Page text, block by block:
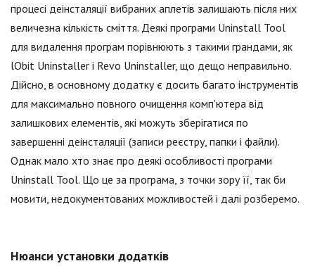
процесі деінсталяції вибраних аплетів залишають після них
величезна кількість сміття. Деякі програми Uninstall Tool
для видалення програм порівнюють з такими грандами, як
lObit Uninstaller і Revo Uninstaller, що дещо неправильно.
Дійсно, в основному додатку є досить багато інструментів
для максимально повного очищення комп'ютера від
залишкових елементів, які можуть зберігатися по
завершенні деінсталяції (записи реєстру, папки і файли).
Однак мало хто знає про деякі особливості програми
Uninstall Tool. Що це за програма, з точки зору її, так би
мовити, недокументованих можливостей і далі розберемо.
Нюанси установки додатків